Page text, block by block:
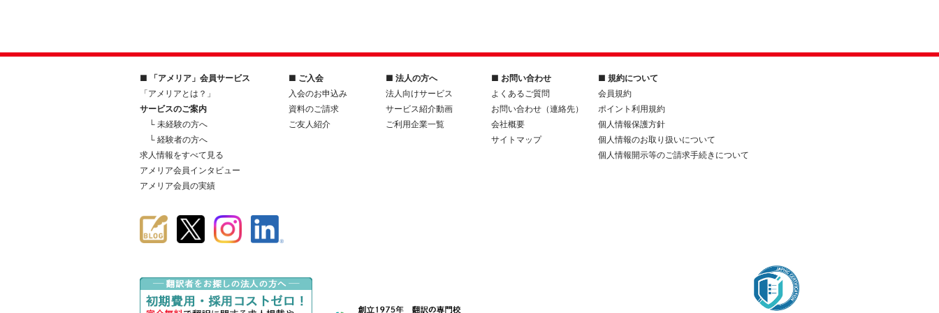
■ 「アメリア」会員サービス
「アメリアとは？」
サービスのご案内
└ 未経験の方へ
└ 経験者の方へ
求人情報をすべて見る
アメリア会員インタビュー
アメリア会員の実績
■ ご入会
入会のお申込み
資料のご請求
ご友人紹介
■ 法人の方へ
法人向けサービス
サービス紹介動画
ご利用企業一覧
■ お問い合わせ
よくあるご質問
お問い合わせ（連絡先）
会社概要
サイトマップ
■ 規約について
会員規約
ポイント利用規約
個人情報保護方針
個人情報のお取り扱いについて
個人情報開示等のご請求手続きについて